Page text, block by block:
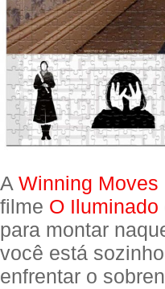
A Winning Moves
filme O Iluminado
para montar
você está
enfrentar o